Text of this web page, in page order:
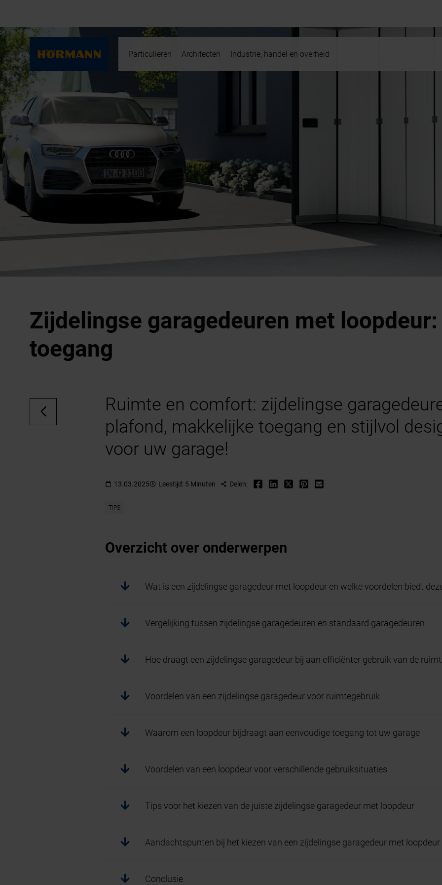
Particulieren Architecten Industrie, handel en overheid
Zijdelingse garagedeuren met
toegang
Ruimte en comfort: zijdelingse
plafond, makkelijke toegang en stijlvol
voor uw garage!
13.03.2025 Leestijd: 5 Minuten Delen:
TIPS
Overzicht over onderwerpen
Wat is een zijdelingse garagedeur met loopdeur en welke voordelen biedt
Vergelijking tussen zijdelingse garagedeuren en standaard garagedeuren
Hoe draagt een zijdelingse garagedeur bij aan efficiënter gebruik van de
Voordelen van een zijdelingse garagedeur voor ruimtegebruik
Waarom een loopdeur bijdraagt aan eenvoudige toegang tot uw garage
Voordelen van een loopdeur voor verschillende gebruiksituaties
Tips voor het kiezen van de juiste zijdelingse garagedeur met loopdeur
Aandachtspunten bij het kiezen van een zijdelingse garagedeur met loopdeur
Conclusie